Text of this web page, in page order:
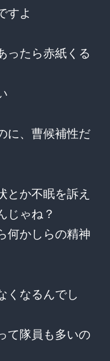
すよ
ったら赤紙くる
に、曹候補性だ
とか不眠を訴え
じゃね？
何かしらの精神
くなるんでし
て隊員も多いの